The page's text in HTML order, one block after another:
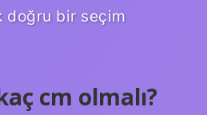
doğru bir seçim
cm olmalı?